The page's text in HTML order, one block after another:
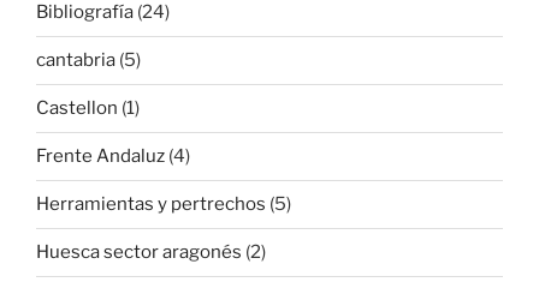
Bibliografía (24)
cantabria (5)
Castellon (1)
Frente Andaluz (4)
Herramientas y pertrechos (5)
Huesca sector aragonés (2)